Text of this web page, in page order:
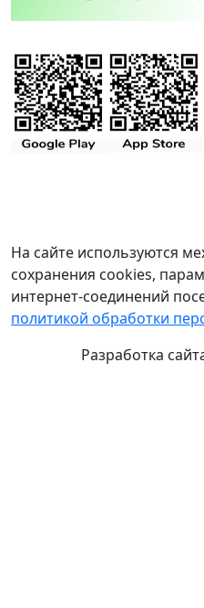
На сайте используются
сохранения cookies,
интернет-соединений
политикой обработки
Разработка